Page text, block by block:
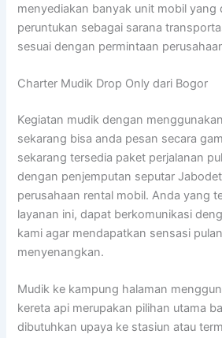
menyediakan banyak unit mobil yang
peruntukan sebagai sarana
sesuai dengan permintaan
Charter Mudik Drop Only dari Bogor
Kegiatan mudik dengan
sekarang bisa anda pesan secara
sekarang tersedia paket perjalanan
dengan penjemputan seputar
perusahaan rental mobil. Anda yang
layanan ini, dapat berkomunikasi
kami agar mendapatkan sensasi
menyenangkan.
Mudik ke kampung halaman
kereta api merupakan pilihan utama
dibutuhkan upaya ke stasiun atau